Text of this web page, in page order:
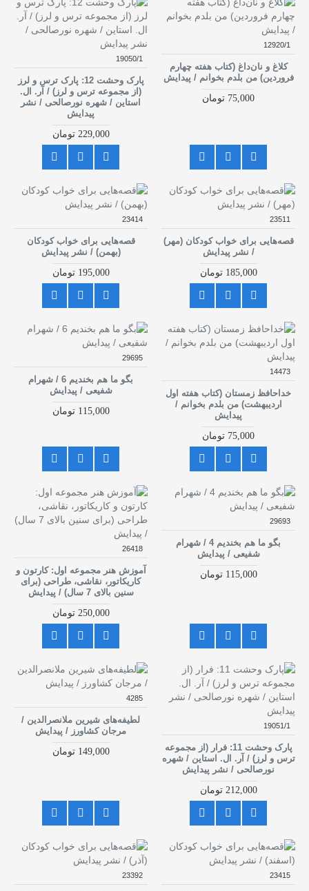
12920/1
کلاغ و نان‌داغ (کتاب هفته چهارم
فروردین) من بلدم بخوانم / پیدایش
75,000 تومان
19050/1
پارک وحشت 12: پارک ترس و لرز
(از مجموعه ترس و لرز) / آر. ال.
استاین / شهره نورصالحی / نشر
پیدایش
229,000 تومان
23511
قصه‌هایی برای خواب کودکان (مهر)
/ نشر پیدایش
185,000 تومان
23414
قصه‌هایی برای خواب کودکان
(بهمن) / نشر پیدایش
195,000 تومان
14473
خداحافظ زمستان (کتاب هفته اول
اردیبهشت) من بلدم بخوانم /
پیدایش
75,000 تومان
29695
بگو ما هم بخندیم 6 / شهرام
شفیعی / پیدایش
115,000 تومان
29693
بگو ما هم بخندیم 4 / شهرام
شفیعی / پیدایش
115,000 تومان
26418
آموزش هنر مجموعه اول: کارتون و
کاریکاتور، نقاشی، طراحی (برای
سنین بالای 7 سال) / پیدایش
250,000 تومان
19051/1
پارک وحشت 11: فرار (از مجموعه
ترس و لرز) / آر. ال. استاین / شهره
نورصالحی / نشر پیدایش
212,000 تومان
4285
لطیفه‌های شیرین ملانصرالدین /
مرجان کشاورز / پیدایش
149,000 تومان
23415
23392